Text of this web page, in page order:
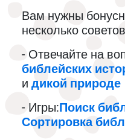
Вам нужны
несколько
- Отвечайте на
библейских
и дикой природе
- Игры:Поиск
Сортировка